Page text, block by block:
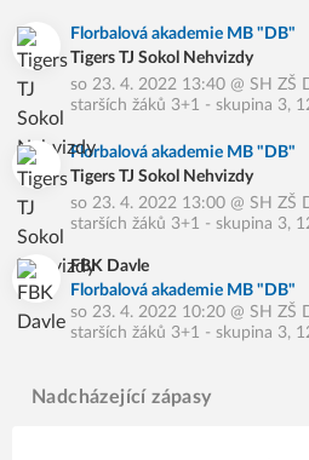
Florbalová akademie MB "DB"
Tigers TJ Sokol Nehvizdy
so 23. 4. 2022 13:40 @ SH ZŠ
starších žáků 3+1 - skupina 3,
Florbalová akademie MB "DB"
Tigers TJ Sokol Nehvizdy
so 23. 4. 2022 13:00 @ SH ZŠ
starších žáků 3+1 - skupina 3,
FBK Davle
Florbalová akademie MB "DB"
so 23. 4. 2022 10:20 @ SH ZŠ
starších žáků 3+1 - skupina 3,
Nadcházející zápasy